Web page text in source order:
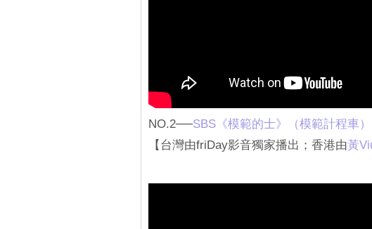
NO.2──SBS《模範的士》（模範計程車）
【台灣由friDay影音獨家播出；香港由黃